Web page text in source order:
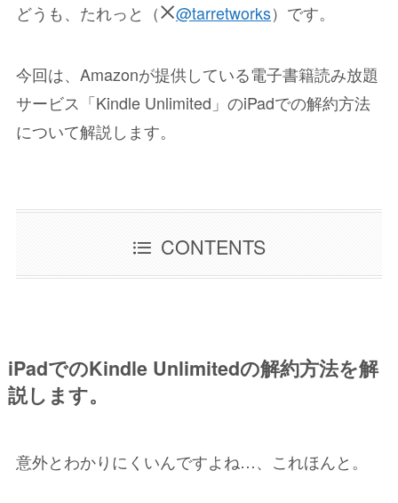
どうも、たれっと（ @tarretworks）です。
今回は、Amazonが提供している電子書籍読み放題
サービス「Kindle Unlimited」のiPadでの解約方法
について解説します。
CONTENTS
iPadでのKindle Unlimitedの解約方法を解
説します。
意外とわかりにくいんですよね…、これほんと。